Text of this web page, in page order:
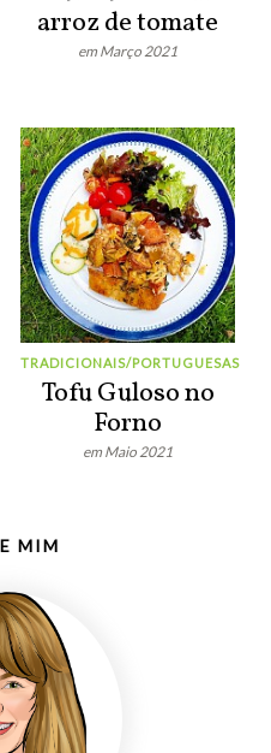
arroz de tomate
em Março 2021
TRADICIONAIS/PORTUGUESAS
Tofu Guloso no
Forno
em Maio 2021
MIM